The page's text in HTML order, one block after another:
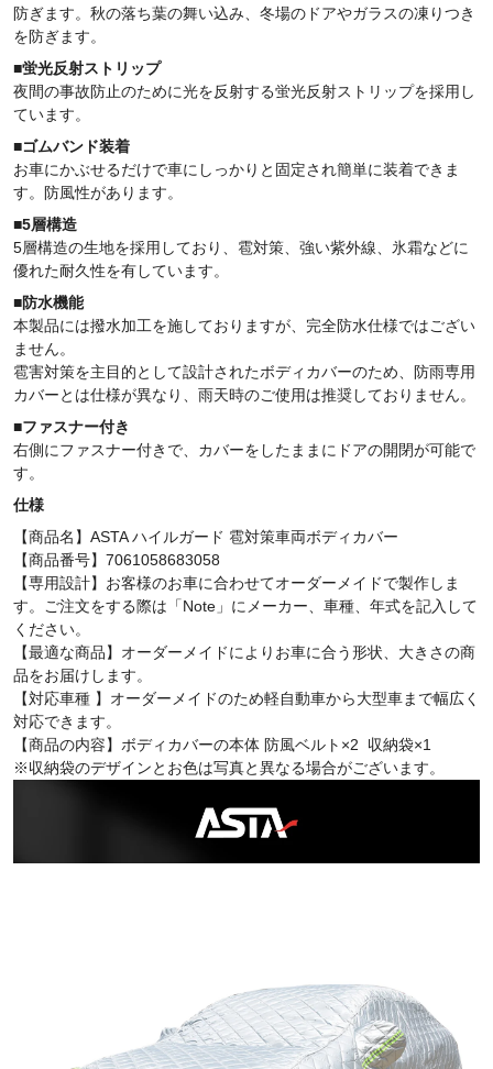
防ぎます。秋の落ち葉の舞い込み、冬場のドアやガラスの凍りつき
を防ぎます。
■蛍光反射ストリップ
夜間の事故防止のために光を反射する蛍光反射ストリップを採用し
ています。
■ゴムバンド装着
お車にかぶせるだけで車にしっかりと固定され簡単に装着できま
す。防風性があります。
■5層構造
5層構造の生地を採用しており、雹対策、強い紫外線、氷霜などに
優れた耐久性を有しています。
■防水機能
本製品には撥水加工を施しておりますが、完全防水仕様ではござい
ません。
雹害対策を主目的として設計されたボディカバーのため、防雨専用
カバーとは仕様が異なり、雨天時のご使用は推奨しておりません。
■ファスナー付き
右側にファスナー付きで、カバーをしたままにドアの開閉が可能で
す。
仕様
【商品名】ASTA ハイルガード 雹対策車両ボディカバー
【商品番号】7061058683058
【専用設計】お客様のお車に合わせてオーダーメイドで製作しま
す。ご注文をする際は「Note」にメーカー、車種、年式を記入して
ください。
【最適な商品】オーダーメイドによりお車に合う形状、大きさの商
品をお届けします。
【対応車種 】オーダーメイドのため軽自動車から大型車まで幅広く
対応できます。
【商品の内容】ボディカバーの本体 防風ベルト×2 収納袋×1
※収納袋のデザインとお色は写真と異なる場合がございます。